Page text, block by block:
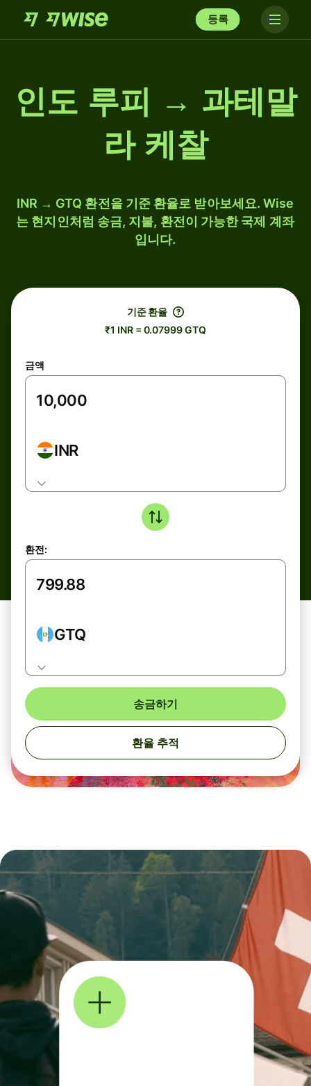
등록
인도 루피 → 과테말
라 케찰
INR → GTQ 환전을 기준 환율로 받아보세요. Wise
는 현지인처럼 송금, 지불, 환전이 가능한 국제 계좌
입니다.
기준 환율
₹1 INR = 0.07999 GTQ
금액
INR
환전:
GTQ
송금하기
환율 추적